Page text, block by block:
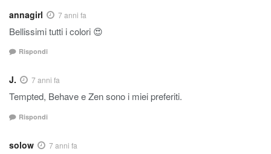
annagirl 7 anni fa
Bellissimi tutti i colori 😍
Rispondi
J. 7 anni fa
Tempted, Behave e Zen sono i miei preferiti.
Rispondi
solow 7 anni fa